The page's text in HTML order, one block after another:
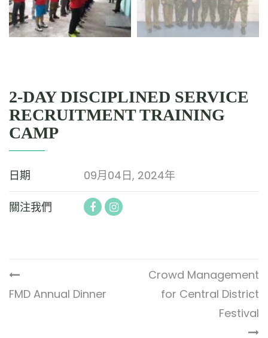
2-DAY DISCIPLINED SERVICE
RECRUITMENT TRAINING
CAMP
日期 09月04日, 2024年
關注我們
FMD Annual Dinner
Crowd Management
for Central District
Festival